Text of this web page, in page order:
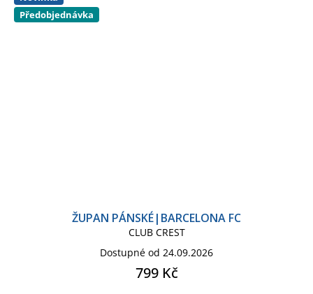
Předobjednávka
ŽUPAN PÁNSKÉ|BARCELONA FC
CLUB CREST
Dostupné od 24.09.2026
799 Kč